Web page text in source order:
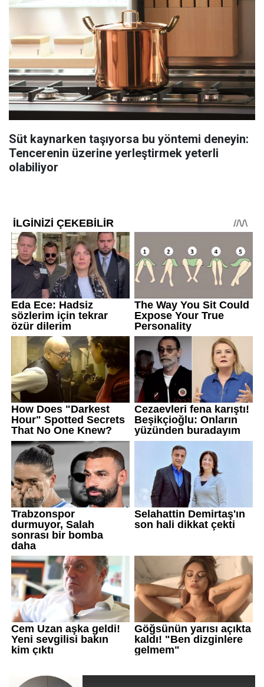
Süt kaynarken taşıyorsa bu yöntemi deneyin:
Tencerenin üzerine yerleştirmek yeterli
olabiliyor